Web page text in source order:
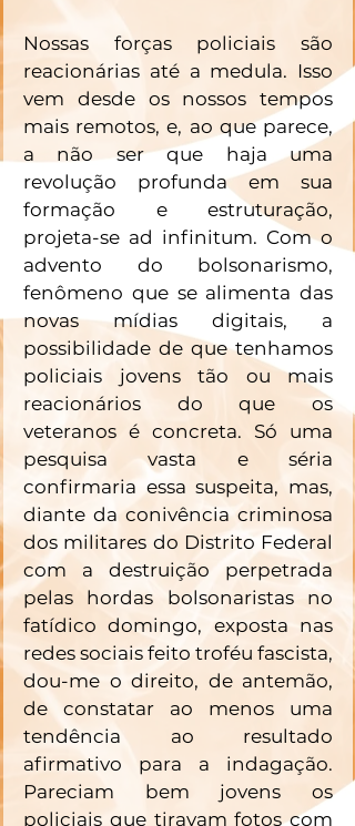
Nossas forças policiais são
reacionárias até a medula. Isso
vem desde os nossos tempos
mais remotos, e, ao que parece,
a não ser que haja uma
revolução profunda em sua
formação e estruturação,
projeta-se ad infinitum. Com o
advento do bolsonarismo,
fenômeno que se alimenta das
novas mídias digitais, a
possibilidade de que tenhamos
policiais jovens tão ou mais
reacionários do que os
veteranos é concreta. Só uma
pesquisa vasta e séria
confirmaria essa suspeita, mas,
diante da conivência criminosa
dos militares do Distrito Federal
com a destruição perpetrada
pelas hordas bolsonaristas no
fatídico domingo, exposta nas
redes sociais feito troféu fascista,
dou-me o direito, de antemão,
de constatar ao menos uma
tendência ao resultado
afirmativo para a indagação.
Pareciam bem jovens os
policiais que tiravam fotos com